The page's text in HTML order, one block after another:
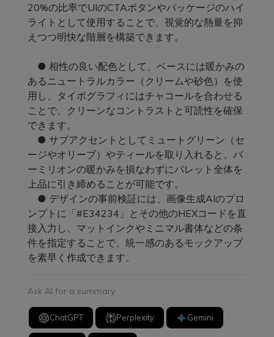
20%の比率でUIのCTAボタンやパッケージのハイ
ライトとして使用することで、視覚的な熱量を抑
えつつ明快な階層を構築できます。
● 相性の良い配色として、ベースには暖かみの
あるニュートラルカラー（クリームや砂色）を使
用し、タイポグラフィにはチャコールを合わせる
ことで、クリーンなコントラストと可読性を確保
できます。
● サブアクセントとしてミュートグリーン（セ
ージやオリーブ）やティールを取り入れると、バ
ーミリオンの暖かみを損なわずにパレット全体を
上品に引き締めることが可能です。
● デザインの事前検証には、画像生成AIのプロ
ンプトに「#E34234」とその他のHEXコードを直
接入力し、マットインクやミニマル書体などの条
件を指定することで、統一感のあるモックアップ
を素早く作成できます。
Ask AI for a summary
ChatGPT Perplexity Gemini